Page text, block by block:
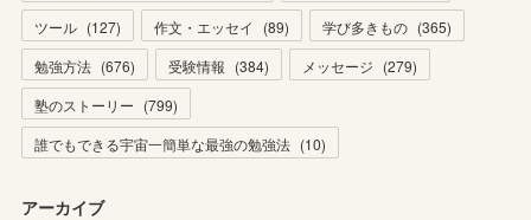
ツール (127) 作文・エッセイ (89) 学び多きもの (365)
勉強方法 (676) 受験情報 (384) メッセージ (279)
塾のストーリー (799)
誰でもできる宇宙一簡単な最強の勉強法 (10)
アーカイブ